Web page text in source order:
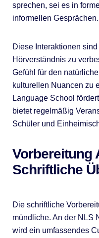
sprechen, sei es in
informellen Gesprächen.
Diese Interaktionen
Hörverständnis zu
Gefühl für den
kulturellen Nuancen zu
Language School
bietet regelmäßig
Schüler und
Vorbereitung
Schriftliche
Die schriftliche
mündliche. An der NLS
wird ein umfassendes